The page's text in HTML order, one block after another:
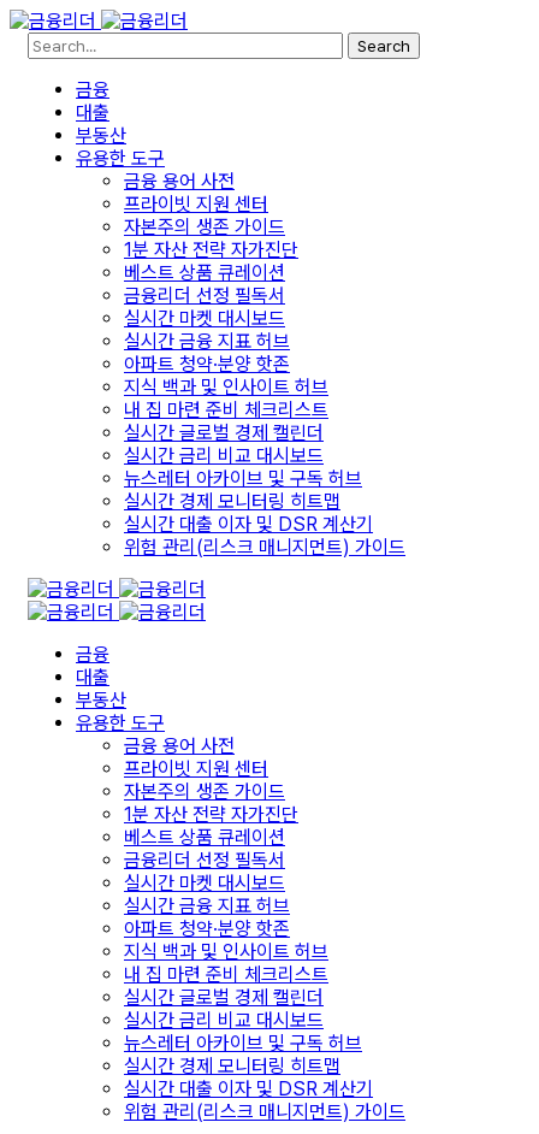
Search
금융
대출
부동산
유용한 도구
금융 용어 사전
프라이빗 지원 센터
자본주의 생존 가이드
1분 자산 전략 자가진단
베스트 상품 큐레이션
금융리더 선정 필독서
실시간 마켓 대시보드
실시간 금융 지표 허브
아파트 청약·분양 핫존
지식 백과 및 인사이트 허브
내 집 마련 준비 체크리스트
실시간 글로벌 경제 캘린더
실시간 금리 비교 대시보드
뉴스레터 아카이브 및 구독 허브
실시간 경제 모니터링 히트맵
실시간 대출 이자 및 DSR 계산기
위험 관리(리스크 매니지먼트) 가이드
금융
대출
부동산
유용한 도구
금융 용어 사전
프라이빗 지원 센터
자본주의 생존 가이드
1분 자산 전략 자가진단
베스트 상품 큐레이션
금융리더 선정 필독서
실시간 마켓 대시보드
실시간 금융 지표 허브
아파트 청약·분양 핫존
지식 백과 및 인사이트 허브
내 집 마련 준비 체크리스트
실시간 글로벌 경제 캘린더
실시간 금리 비교 대시보드
뉴스레터 아카이브 및 구독 허브
실시간 경제 모니터링 히트맵
실시간 대출 이자 및 DSR 계산기
위험 관리(리스크 매니지먼트) 가이드